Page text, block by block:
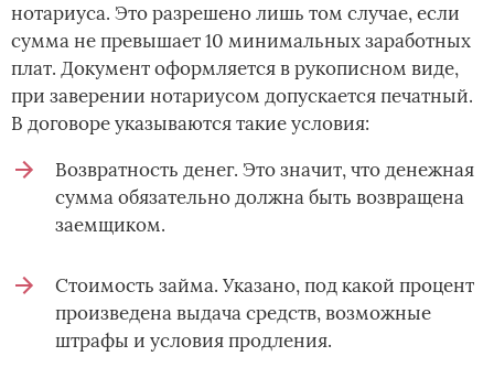
нотариуса. Это разрешено лишь том случае, если
сумма не превышает 10 минимальных заработных
плат. Документ оформляется в рукописном виде,
при заверении нотариусом допускается печатный.
В договоре указываются такие условия:
Возвратность денег. Это значит, что денежная
сумма обязательно должна быть возвращена
заемщиком.
Стоимость займа. Указано, под какой процент
произведена выдача средств, возможные
штрафы и условия продления.